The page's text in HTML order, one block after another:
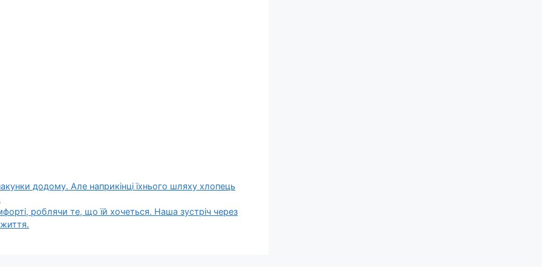
додому. Але наприкінці їхнього шляху хлопець
роблячи те, що їй хочеться. Наша зустріч через